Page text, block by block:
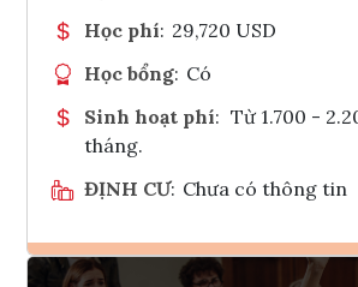
Học phí: 29,720 USD
Học bổng: Có
Sinh hoạt phí: Từ 1.700 -
tháng.
ĐỊNH CƯ: Chưa có thông tin